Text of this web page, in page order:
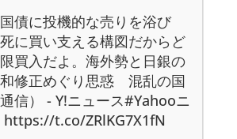
債に投機的な売りを浴び
に買い支える構図だからど
買入だよ。海外勢と日銀の
修正めぐり思惑 混乱の国
信） - Y!ニュース#Yahooニ
https://t.co/ZRlKG7X1fN